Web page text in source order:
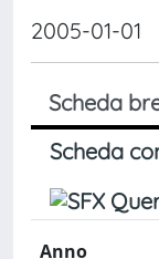
2005-01-01
Scheda
Scheda
Anno